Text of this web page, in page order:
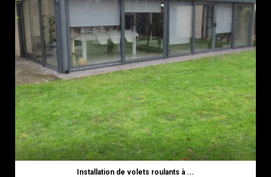
Installation de volets roulants à ...